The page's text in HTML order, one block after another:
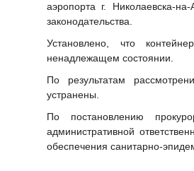
аэропорта г. Николаевска-
законодательства.
Установлено, что
ненадлежащем состоянии.
По результатам
устранены.
По постановлению
административной
обеспечения санитарно-